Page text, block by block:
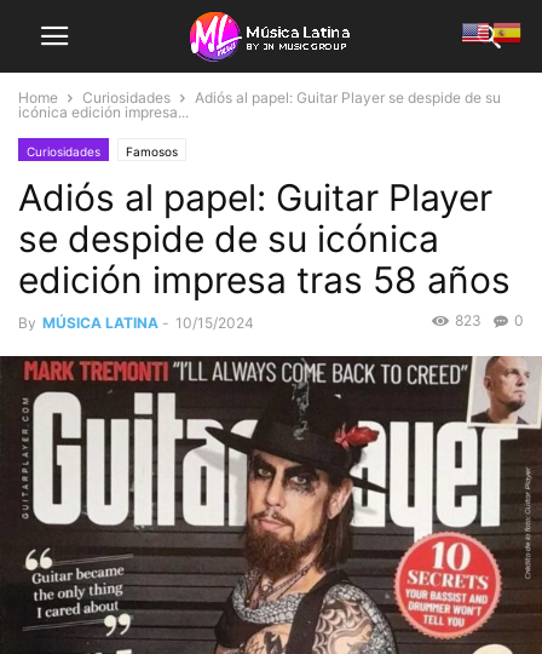
Home Curiosidades
Adiós al papel: Guitar Player se despide de su
icónica edición impresa...
Curiosidades Famosos
Adiós al papel: Guitar Player
se despide de su icónica
edición impresa tras 58 años
By MÚSICA LATINA - 10/15/2024 0
823